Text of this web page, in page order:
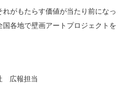
がもたらす価値が当たり前になっ
各地で壁画アートプロジェクトを
広報担当